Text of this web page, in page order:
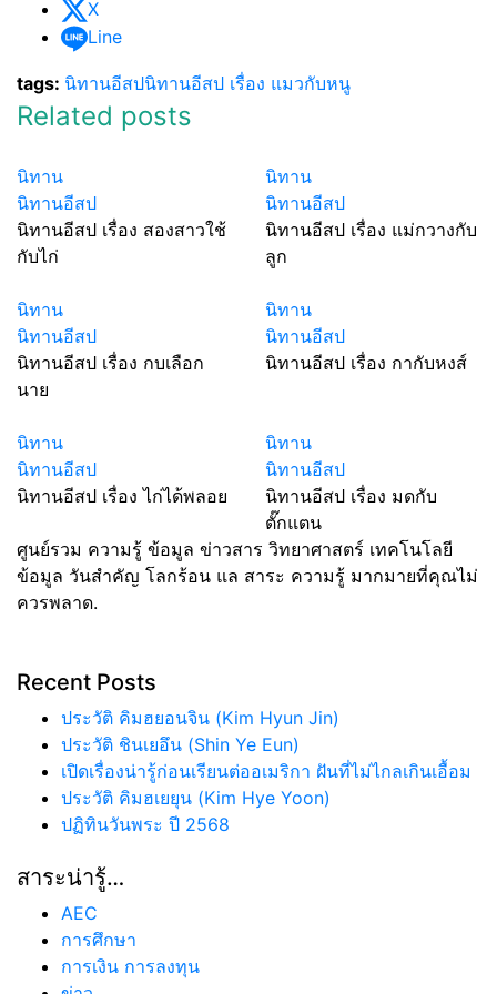
X
Line
tags: นิทานอีสปนิทานอีสป เรื่อง แมวกับหนู
Related posts
นิทาน
นิทานอีสป
นิทานอีสป เรื่อง สองสาวใช้
กับไก่
นิทาน
นิทานอีสป
นิทานอีสป เรื่อง แม่กวางกับ
ลูก
นิทาน
นิทานอีสป
นิทานอีสป เรื่อง กบเลือก
นาย
นิทาน
นิทานอีสป
นิทานอีสป เรื่อง กากับหงส์
นิทาน
นิทานอีสป
นิทานอีสป เรื่อง ไก่ได้พลอย
นิทาน
นิทานอีสป
นิทานอีสป เรื่อง มดกับ
ตั๊กแตน
ศูนย์รวม ความรู้ ข้อมูล ข่าวสาร วิทยาศาสตร์ เทคโนโลยี
ข้อมูล วันสำคัญ โลกร้อน แล สาระ ความรู้ มากมายที่คุณไม่
ควรพลาด.
Recent Posts
ประวัติ คิมฮยอนจิน (Kim Hyun Jin)
ประวัติ ชินเยอึน (Shin Ye Eun)
เปิดเรื่องน่ารู้ก่อนเรียนต่ออเมริกา ฝันที่ไม่ไกลเกินเอื้อม
ประวัติ คิมฮเยยุน (Kim Hye Yoon)
ปฏิทินวันพระ ปี 2568
สาระน่ารู้…
AEC
การศึกษา
การเงิน การลงทุน